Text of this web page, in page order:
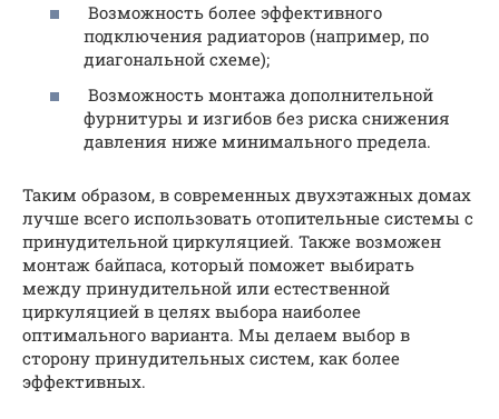
Возможность более эффективного
подключения радиаторов (например, по
диагональной схеме);
Возможность монтажа дополнительной
фурнитуры и изгибов без риска снижения
давления ниже минимального предела.
Таким образом, в современных двухэтажных домах
лучше всего использовать отопительные системы с
принудительной циркуляцией. Также возможен
монтаж байпаса, который поможет выбирать
между принудительной или естественной
циркуляцией в целях выбора наиболее
оптимального варианта. Мы делаем выбор в
сторону принудительных систем, как более
эффективных.